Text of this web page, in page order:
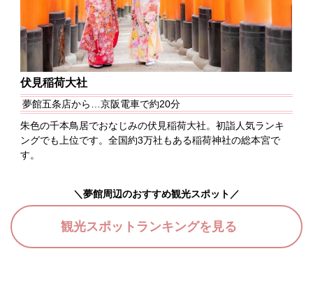
伏見稲荷大社
夢館五条店から…京阪電車で約20分
朱色の千本鳥居でおなじみの伏見稲荷大社。初詣人気ランキ
ングでも上位です。全国約3万社もある稲荷神社の総本宮で
す。
＼夢館周辺のおすすめ観光スポット／
観光スポットランキングを見る